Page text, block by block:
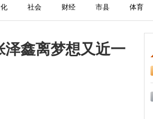
社会 财经 市县 体育
泽鑫离梦想又近一